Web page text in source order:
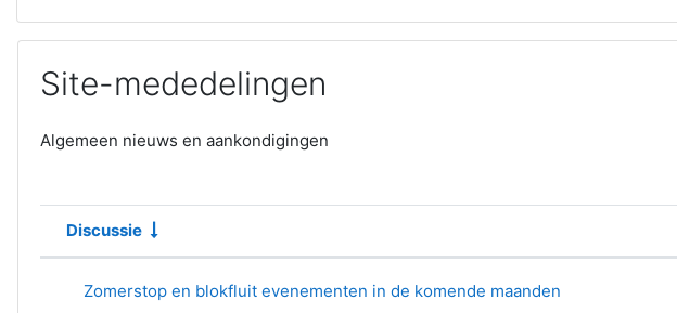
Site-mededelingen
Algemeen nieuws en aankondigingen
Lijst met discussies. Toont 2 van 2 discussies.
Status
Discussie
Zomerstop en blokfluit evenementen in de komende maanden